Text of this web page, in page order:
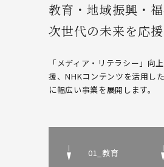
教育・地域振興・
次世代の未来を応
「メディア・リテラシー」向
援、NHKコンテンツを活用し
に幅広い事業を展開します。
01_教育